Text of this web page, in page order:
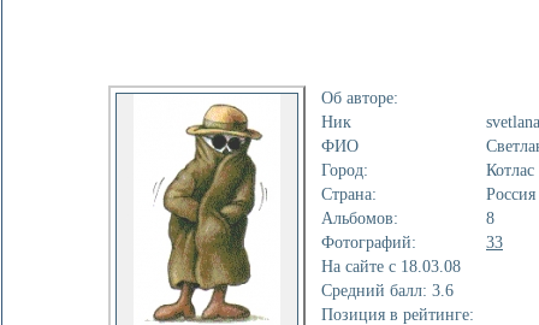
Об авторе:
Ник
ФИО
Город:
Котлас
Страна:
Россия
Альбомов:
8
Фотографий:
33
На сайте с 18.03.08
Cредний балл: 3.6
Позиция в рейтинге: